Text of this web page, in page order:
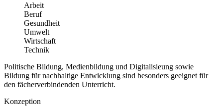
Arbeit
Beruf
Gesundheit
Umwelt
Wirtschaft
Technik
Politische Bildung, Medienbildung und Digitalisieung sowie
Bildung für nachhaltige Entwicklung sind besonders geeignet für
den fächerverbindenden Unterricht.
Konzeption